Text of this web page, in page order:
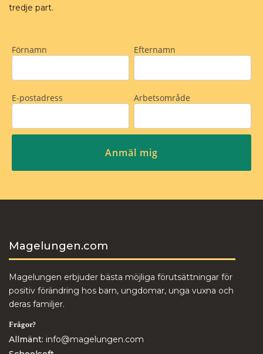
tredje part.
Magelungen.com
Magelungen erbjuder bästa möjliga förutsättningar för
positiv förändring hos barn, ungdomar, unga vuxna och
deras familjer.
Frågor?
Allmänt: info@magelungen.com